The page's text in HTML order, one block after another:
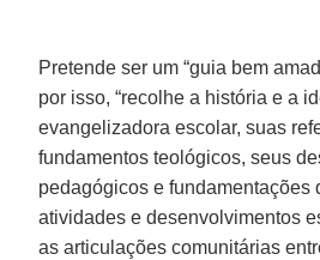
Pretende ser um “guia bem
por isso, “recolhe a história e a
evangelizadora escolar, suas
fundamentos teológicos, seus
pedagógicos e fundamentações
atividades e desenvolvimentos
as articulações comunitárias